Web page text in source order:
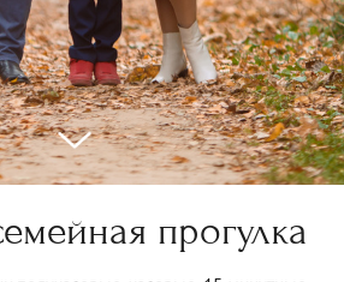
прогулка